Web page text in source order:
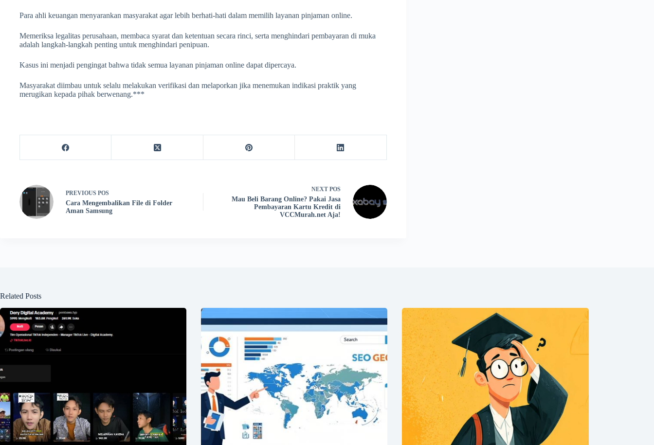
Para ahli keuangan menyarankan masyarakat agar lebih berhati-hati dalam memilih layanan pinjaman online.
Memeriksa legalitas perusahaan, membaca syarat dan ketentuan secara rinci, serta menghindari pembayaran di muka
adalah langkah-langkah penting untuk menghindari penipuan.
Kasus ini menjadi pengingat bahwa tidak semua layanan pinjaman online dapat dipercaya.
Masyarakat diimbau untuk selalu melakukan verifikasi dan melaporkan jika menemukan indikasi praktik yang
merugikan kepada pihak berwenang.***
PREVIOUS POS
Cara Mengembalikan File di Folder
Aman Samsung
NEXT POS
Mau Beli Barang Online? Pakai Jasa
Pembayaran Kartu Kredit di
VCCMurah.net Aja!
Related Posts